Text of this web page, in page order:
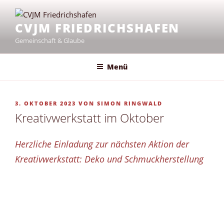
Inhalt
springenCVJM FRIEDRICHSHAFEN
Gemeinschaft & Glaube
Menü
VERÖFFENTLICHT
3. OKTOBER 2023 VON SIMON RINGWALD
Kreativwerkstatt im Oktober
Herzliche Einladung zur nächsten Aktion der
Kreativwerkstatt: Deko und Schmuckherstellung